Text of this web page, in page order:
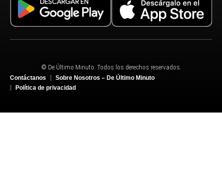
© De Último Minuto. Todos los derechos reservados.
Contáctanos
Sobre Nosotros – De Último Minuto
Política de privacidad